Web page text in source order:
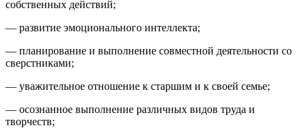
собственных действий;
— развитие эмоционального интеллекта;
— планирование и выполнение совместной деятельности со
сверстниками;
— уважительное отношение к старшим и к своей семье;
— осознанное выполнение различных видов труда и
творчеств;